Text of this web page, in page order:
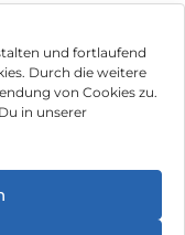
und fortlaufend
Durch die weitere
von Cookies zu.
in unserer